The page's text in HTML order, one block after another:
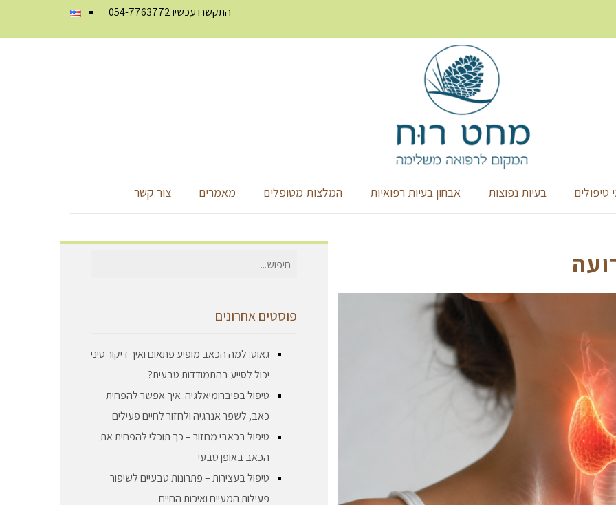
התקשרו עכשיו054-7763772
טיפולים בעיות נפוצות אבחון בעיות רפואיות המלצות מטופלים מאמרים צור קשר
חיפוש
פוסטים אחרונים
גאוט: למה הכאב מופיע פתאום ואיך דיקור סיני
יכול לסייע בהתמודדות טבעית?
טיפול בפיברומיאלגיה: איך אפשר להפחית
כאב, לשפר אנרגיה ולחזור לחיים פעילים
טיפול בכאבי מחזור – כך תוכלי להפחית את
הכאב באופן טבעי
טיפול בעצירות – פתרונות טבעיים לשיפור
פעילות המעיים ואיכות החיים